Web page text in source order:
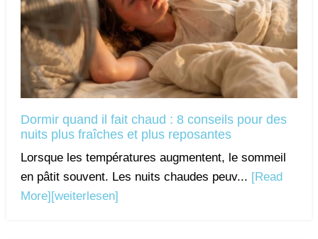
Dormir quand il fait chaud : 8 conseils pour des
nuits plus fraîches et plus reposantes
Lorsque les températures augmentent, le sommeil
en pâtit souvent. Les nuits chaudes peuv... [Read
More] [weiterlesen]